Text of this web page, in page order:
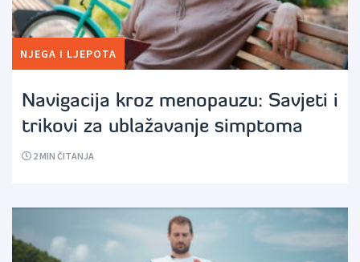
NJEGA I LJEPOTA
Navigacija kroz menopauzu: Savjeti i
trikovi za ublažavanje simptoma
2MIN ČITANJA